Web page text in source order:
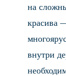
на
красива
внутри